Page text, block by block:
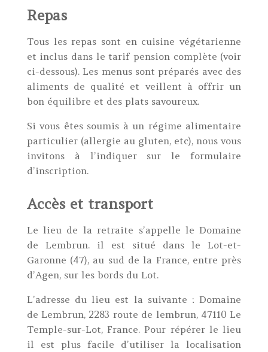
Repas
Tous les repas sont en cuisine végétarienne
et inclus dans le tarif pension complète (voir
ci-dessous). Les menus sont préparés avec des
aliments de qualité et veillent à offrir un
bon équilibre et des plats savoureux.
Si vous êtes soumis à un régime alimentaire
particulier (allergie au gluten, etc), nous vous
invitons à l’indiquer sur le formulaire
d’inscription.
Accès et transport
Le lieu de la retraite s’appelle le Domaine
de Lembrun. il est situé dans le Lot-et-
Garonne (47), au sud de la France, entre près
d’Agen, sur les bords du Lot.
L’adresse du lieu est la suivante : Domaine
de Lembrun, 2283 route de lembrun,47110 Le
Temple-sur-Lot, France. Pour répérer le lieu
il est plus facile d’utiliser la localisation